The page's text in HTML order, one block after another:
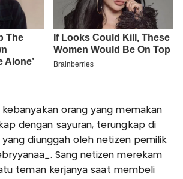
kebanyakan orang yang memakan
dengan sayuran, terungkap di
diunggah oleh netizen pemilik
Sang netizen merekam
teman kerjanya saat membeli